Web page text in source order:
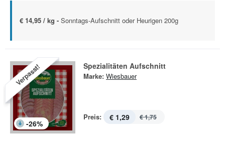
€ 14,95 / kg - Sonntags-Aufschnitt oder Heurigen 200g
Verpasst!
-26%
Spezialitäten Aufschnitt
Marke: Wiesbauer
Preis: € 1,29 € 1,75